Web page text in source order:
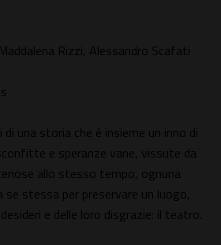
Rizzi, Alessandro Scafati
una storia che è insieme un inno di
e speranze vane, vissute da
allo stesso tempo, ognuna
stessa per preservare un luogo,
e delle loro disgrazie: il teatro.